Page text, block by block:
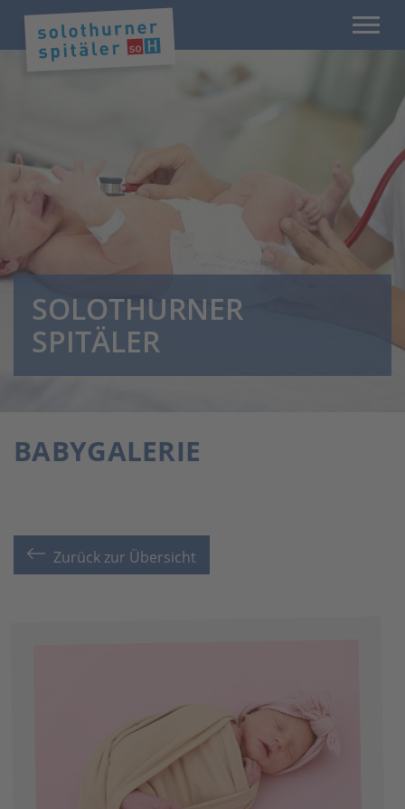
SOLOTHURNER
SPITÄLER
BABYGALERIE
Zurück zur Übersicht